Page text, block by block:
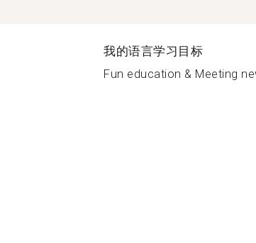
我的语言学习目标
Fun education & Meeting